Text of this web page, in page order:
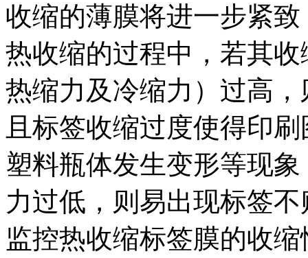
收缩的薄膜将进一步紧
热收缩的过程中，若其
热缩力及冷缩力）过高
且标签收缩过度使得印
塑料瓶体发生变形等现
力过低，则易出现标签
监控热收缩标签膜的收